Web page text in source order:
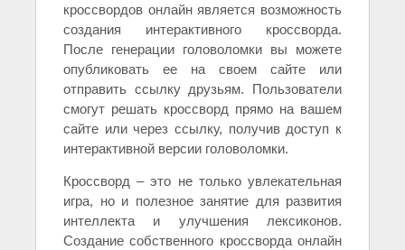
кроссвордов онлайн является возможность
создания интерактивного кроссворда.
После генерации головоломки вы можете
опубликовать ее на своем сайте или
отправить ссылку друзьям. Пользователи
смогут решать кроссворд прямо на вашем
сайте или через ссылку, получив доступ к
интерактивной версии головоломки.
Кроссворд – это не только увлекательная
игра, но и полезное занятие для развития
интеллекта и улучшения лексиконов.
Создание собственного кроссворда онлайн